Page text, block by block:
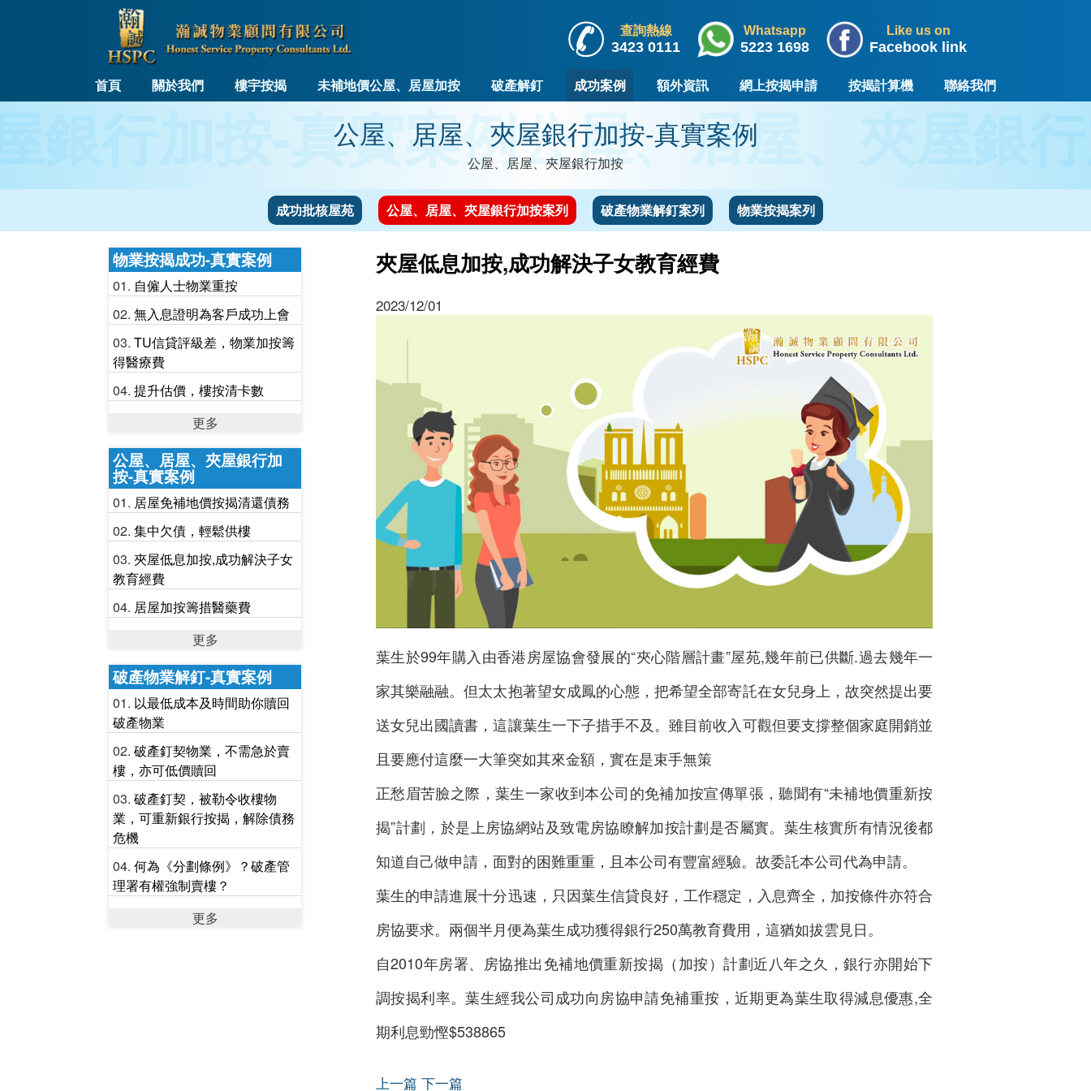
查詢熱線
3423 0111
Whatsapp
5223 1698
Like us on
Facebook link
首頁 關於我們 樓宇按揭 未補地價公屋、居屋加按 破產解釘 成功案例 額外資訊 網上按揭申請 按揭計算機 聯絡我們
公屋、居屋、夾屋銀行加按-真實案例
公屋、居屋、夾屋銀行加按
銀行加按-真實案例公屋、居屋、夾屋銀
成功批核屋苑 公屋、居屋、夾屋銀行加按案列 破產物業解釘案列 物業按揭案列
物業按揭成功-真實案例
自僱人士物業重按
無入息證明為客戶成功上會
TU信貸評級差，物業加按籌
得醫療費
提升估價，樓按清卡數
更多
公屋、居屋、夾屋銀行加
按-真實案例
居屋免補地價按揭清還債務
集中欠債，輕鬆供樓
夾屋低息加按,成功解決子女
教育經費
居屋加按籌措醫藥費
更多
破產物業解釘-真實案例
以最低成本及時間助你贖回
破產物業
破產釘契物業，不需急於賣
樓，亦可低價贖回
破產釘契，被勒令收樓物
業，可重新銀行按揭，解除債務
危機
何為《分劃條例》？破產管
理署有權強制賣樓？
更多
夾屋低息加按,成功解決子女教育經費
2023/12/01
葉生於99年購入由香港房屋協會發展的“夾心階層計畫”屋苑,幾年前已供斷.過去幾年一
家其樂融融。但太太抱著望女成鳳的心態，把希望全部寄託在女兒身上，故突然提出要
送女兒出國讀書，這讓葉生一下子措手不及。雖目前收入可觀但要支撐整個家庭開銷並
且要應付這麼一大筆突如其來金額，實在是束手無策
正愁眉苦臉之際，葉生一家收到本公司的免補加按宣傳單張，聽聞有“未補地價重新按
揭”計劃，於是上房協網站及致電房協瞭解加按計劃是否屬實。葉生核實所有情況後都
知道自己做申請，面對的困難重重，且本公司有豐富經驗。故委託本公司代為申請。
葉生的申請進展十分迅速，只因葉生信貸良好，工作穩定，入息齊全，加按條件亦符合
房協要求。兩個半月便為葉生成功獲得銀行250萬教育費用，這猶如拔雲見日。
自2010年房署、房協推出免補地價重新按揭（加按）計劃近八年之久，銀行亦開始下
調按揭利率。葉生經我公司成功向房協申請免補重按，近期更為葉生取得減息優惠,全
期利息勁慳$538865
上一篇 下一篇